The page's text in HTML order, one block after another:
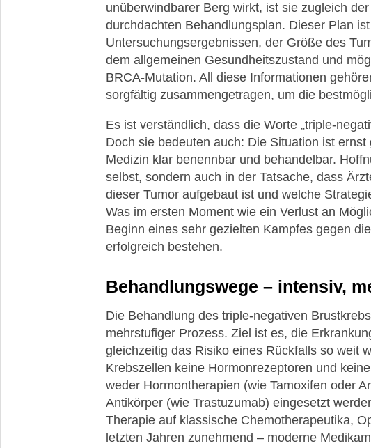
unüberwindbarer Berg wirkt, ist sie zugleich
durchdachten Behandlungsplan. Dieser Plan
Untersuchungsergebnissen, der Größe des
dem allgemeinen Gesundheitszustand und
BRCA-Mutation. All diese Informationen
sorgfältig zusammengetragen, um die
Es ist verständlich, dass die Worte „triple-
Doch sie bedeuten auch: Die Situation ist
Medizin klar benennbar und behandelbar.
selbst, sondern auch in der Tatsache, dass
dieser Tumor aufgebaut ist und welche
Was im ersten Moment wie ein Verlust an
Beginn eines sehr gezielten Kampfes gegen
erfolgreich bestehen.
Behandlungswege – intensiv,
Die Behandlung des triple-negativen
mehrstufiger Prozess. Ziel ist es, die
gleichzeitig das Risiko eines Rückfalls so weit
Krebszellen keine Hormonrezeptoren und
weder Hormontherapien (wie Tamoxifen oder
Antikörper (wie Trastuzumab) eingesetzt
Therapie auf klassische Chemotherapeutika,
letzten Jahren zunehmend – moderne